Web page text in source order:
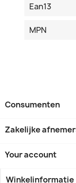
Ean13
MPN
Consumenten
Zakelijke
Your account
Winkelinformatie